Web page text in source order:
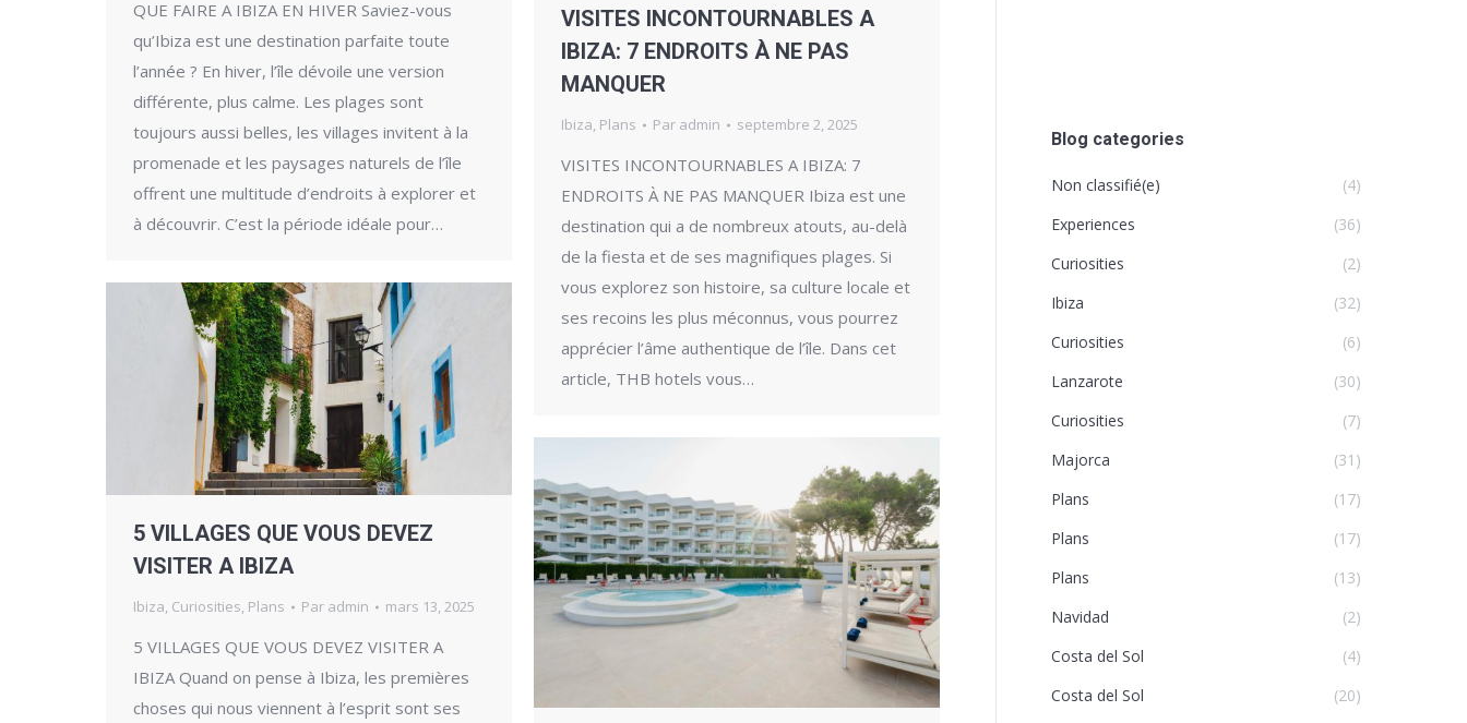
QUE FAIRE A IBIZA EN HIVER Saviez-vous
qu’Ibiza est une destination parfaite toute
l’année ? En hiver, l’île dévoile une version
différente, plus calme. Les plages sont
toujours aussi belles, les villages invitent à la
promenade et les paysages naturels de l’île
offrent une multitude d’endroits à explorer et
à découvrir. C’est la période idéale pour…
VISITES INCONTOURNABLES A
IBIZA: 7 ENDROITS À NE PAS
MANQUER
Ibiza, Plans Par admin septembre 2, 2025
VISITES INCONTOURNABLES A IBIZA: 7
ENDROITS À NE PAS MANQUER Ibiza est une
destination qui a de nombreux atouts, au-delà
de la fiesta et de ses magnifiques plages. Si
vous explorez son histoire, sa culture locale et
ses recoins les plus méconnus, vous pourrez
apprécier l’âme authentique de l’île. Dans cet
article, THB hotels vous…
5 VILLAGES QUE VOUS DEVEZ
VISITER A IBIZA
Ibiza, Curiosities, Plans Par admin mars 13, 2025
5 VILLAGES QUE VOUS DEVEZ VISITER A
IBIZA Quand on pense à Ibiza, les premières
choses qui nous viennent à l’esprit sont ses
Blog categories
Non classifié(e)
(4)
Experiences
(36)
Curiosities
(2)
Ibiza
(32)
Curiosities
(6)
Lanzarote
(30)
Curiosities
(7)
Majorca
(31)
Plans
(17)
Plans
(17)
Plans
(13)
Navidad
(2)
Costa del Sol
(4)
Costa del Sol
(20)